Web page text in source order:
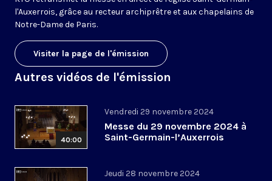
l'Auxerrois, grâce au recteur archiprêtre et aux chapelains de
Notre-Dame de Paris.
Visiter la page de l'émission
Autres vidéos de l'émission
40:00
Vendredi 29 novembre 2024
Messe du 29 novembre 2024 à
Saint-Germain-l’Auxerrois
Jeudi 28 novembre 2024